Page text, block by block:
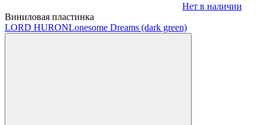
Нет в наличии
Виниловая пластинка
LORD HURONLonesome Dreams (dark green)